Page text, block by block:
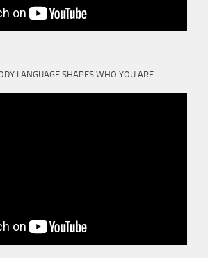
LANGUAGE SHAPES WHO YOU ARE